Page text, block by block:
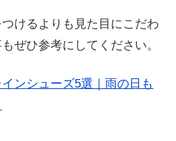
けるよりも見た目にこだわ
ぜひ参考にしてください。
ンシューズ5選｜雨の日も